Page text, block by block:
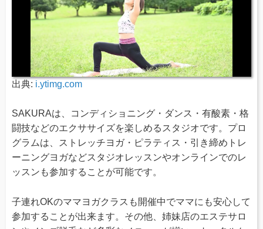
出典: i.ytimg.com
SAKURAは、コンディショニング・ダンス・有酸素・格
闘技などのエクササイズを楽しめるスタジオです。プロ
グラムは、ストレッチヨガ・ピラティス・引き締めトレ
ーニングヨガなどスタジオレッスンやオンラインでのレ
ッスンも参加することが可能です。
子連れOKのママヨガクラスも開催中でママにも安心して
参加することが出来ます。その他、姉妹店のエステサロ